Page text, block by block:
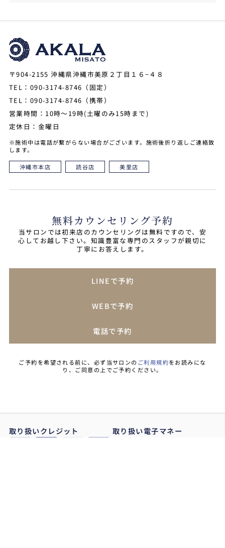
〒904-2155 沖縄県沖縄市美原２丁目１６−４８
TEL：090-3174-8746（固定）
TEL：090-3174-8746（携帯）
営業時間：10時～19時(土曜のみ15時まで)
定休日：金曜日
※施術中は電話が繋がらない場合がございます。施術後折り返しご連絡致
します。
沖縄市本店 読谷店 美里店
無料カウンセリング予約
当サロンでは初来店のカウンセリングは無料ですので、安
心してお越し下さい。知識豊富な専門のスタッフが親切に
丁寧にお答えします。
LINEで予約
WEBで予約
電話で予約
ご予約を希望される前に、必ず当サロンのご利用規約をお読みにな
り、ご同意の上でご予約ください。
取り扱いクレジット 取り扱い電子マネー